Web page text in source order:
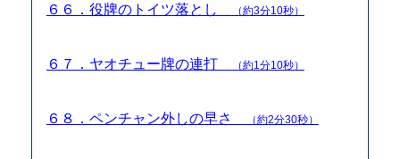
６６．役牌のトイツ落とし （約3分10秒）
６７．ヤオチュー牌の連打 （約1分10秒）
６８．ペンチャン外しの早さ （約2分30秒）